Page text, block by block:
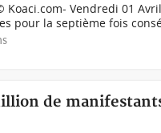
Koaci.com- Vendredi 01
pour la septième fois
de